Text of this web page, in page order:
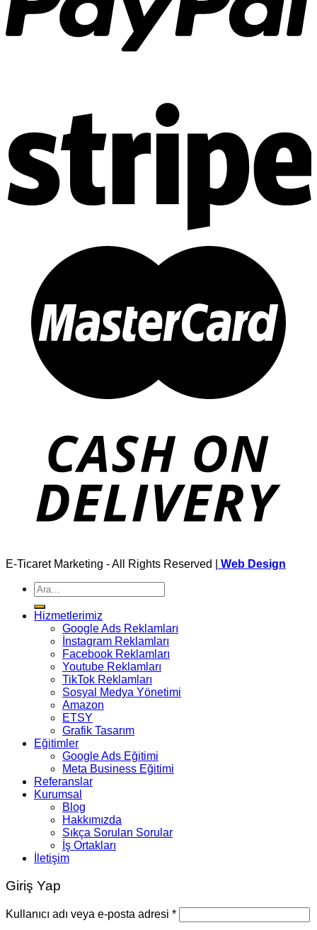
E-Ticaret Marketing - All Rights Reserved |
Web Design
Ara:
Hizmetlerimiz
Google Ads Reklamları
İnstagram Reklamları
Facebook Reklamları
Youtube Reklamları
TikTok Reklamları
Sosyal Medya Yönetimi
Amazon
ETSY
Grafik Tasarım
Eğitimler
Google Ads Eğitimi
Meta Business Eğitimi
Referanslar
Kurumsal
Blog
Hakkımızda
Sıkça Sorulan Sorular
İş Ortakları
İletişim
Giriş Yap
Kullanıcı adı veya e-posta adresi *